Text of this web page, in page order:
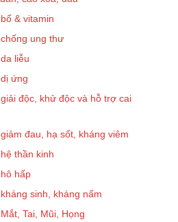
& vitamin
ung thư
liễu
ứng
độc, khử độc và hỗ trợ cai
đau, hạ sốt, kháng viêm
thần kinh
hấp
sinh, kháng nấm
Tai, Mũi, Họng